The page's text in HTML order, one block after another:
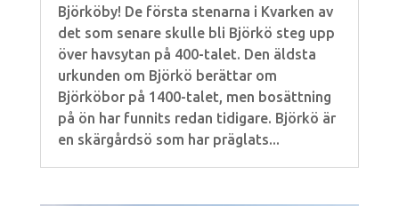
Björköby! De första stenarna i Kvarken av
det som senare skulle bli Björkö steg upp
över havsytan på 400-talet. Den äldsta
urkunden om Björkö berättar om
Björköbor på 1400-talet, men bosättning
på ön har funnits redan tidigare. Björkö är
en skärgårdsö som har präglats...